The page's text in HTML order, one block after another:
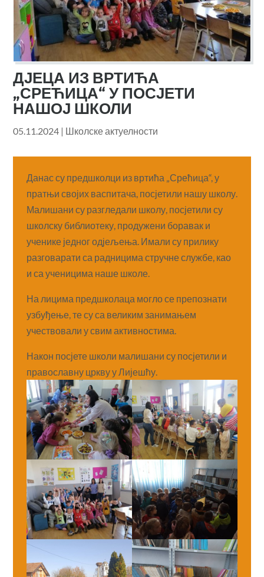
ДЈЕЦА ИЗ ВРТИЋА
„СРЕЋИЦА“ У ПОСЈЕТИ
НАШОЈ ШКОЛИ
05.11.2024 | Школске актуелности
Данас су предшколци из вртића „Срећица“, у
пратњи својих васпитача, посјетили нашу школу.
Малишани су разгледали школу, посјетили су
школску библиотеку, продужени боравак и
ученике једног одјељења. Имали су прилику
разговарати са радницима стручне службе, као
и са ученицима наше школе.
На лицима предшколаца могло се препознати
узбуђење, те су са великим занимањем
учествовали у свим активностима.
Након посјете школи малишани су посјетили и
православну цркву у Лијешћу.